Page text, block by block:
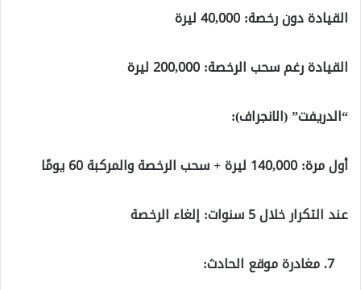
القيادة دون رخصة: 40,000 ليرة
القيادة رغم سحب الرخصة: 200,000 ليرة
“الدريفت” (الانجراف):
أول مرة: 140,000 ليرة + سحب الرخصة والمركبة 60 يومًا
عند التكرار خلال 5 سنوات: إلغاء الرخصة
مغادرة موقع الحادث: